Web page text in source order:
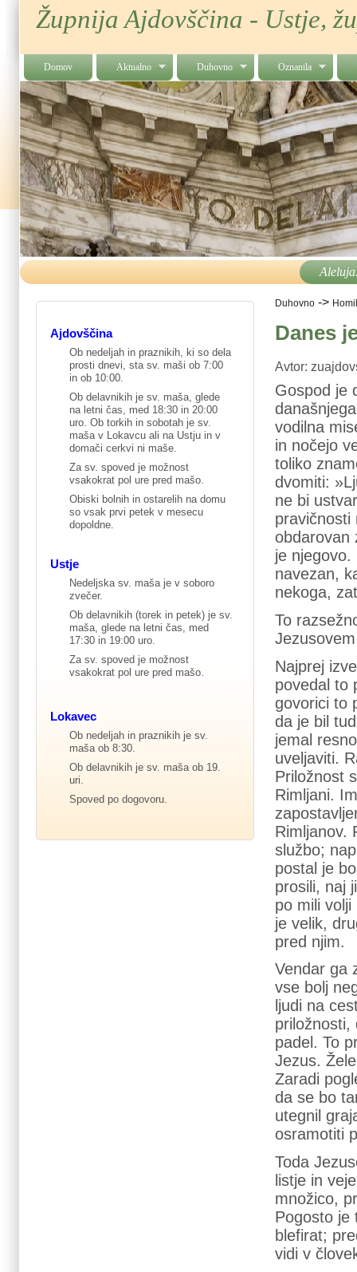
Župnija Ajdovščina - Ustje,
Domov Aktualno Duhovno Oznanila
Duhovno ->
Danes
Avtor:
Gospod je
vodilna
in nočejo
toliko
dvomiti:
ne bi
pravičnosti
obdarovan
je
navezan,
nekoga,
To
Najprej
povedal to
govorici to
da je bil
jemal
uveljaviti.
Priložnost
Rimljani.
Rimljanov.
službo;
postal je
prosili, naj
po mili
je velik,
pred njim.
Vendar ga
vse bolj
ljudi na
priložnosti,
padel. To
Jezus.
Zaradi
da se bo
utegnil
osramotiti
Toda
listje in
množico,
Pogosto je
blefirat;
vidi v
Ajdovščina
Ob nedeljah in praznikih, ki so dela
prosti dnevi, sta sv. maši ob 7:00
in ob 10:00.
Ob delavnikih je sv. maša, glede
na letni čas, med 18:30 in 20:00
uro. Ob torkih in sobotah je sv.
maša v Lokavcu ali na Ustju in v
domači cerkvi ni maše.
Za sv. spoved je možnost
vsakokrat pol ure pred mašo.
Obiski bolnih in ostarelih na domu
so vsak prvi petek v mesecu
dopoldne.
Ustje
Nedeljska sv. maša je v soboro
zvečer.
Ob delavnikih (torek in petek) je sv.
maša, glede na letni čas, med
17:30 in 19:00 uro.
Za sv. spoved je možnost
vsakokrat pol ure pred mašo.
Lokavec
Ob nedeljah in praznikih je sv.
maša ob 8:30.
Ob delavnikih je sv. maša ob 19.
uri.
Spoved po dogovoru.